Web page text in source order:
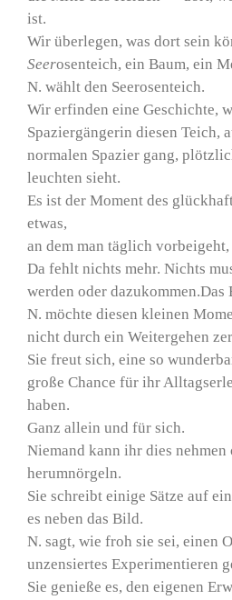
ist.
Wir überlegen, was dort sein
Seerosenteich, ein Baum, ein
N. wählt den Seerosenteich.
Wir erfinden eine Geschichte,
Spaziergängerin diesen Teich,
normalen Spazier gang,
leuchten sieht.
Es ist der Moment des
etwas,
an dem man täglich vorbeigeht,
Da fehlt nichts mehr. Nichts
werden oder
N. möchte diesen kleinen
nicht durch ein Weitergehen
Sie freut sich, eine so
große Chance für ihr
haben.
Ganz allein und für sich.
Niemand kann ihr dies nehmen
herumnörgeln.
Sie schreibt einige Sätze auf
es neben das Bild.
N. sagt, wie froh sie sei, einen
unzensiertes Experimentieren
Sie genieße es, den eigenen